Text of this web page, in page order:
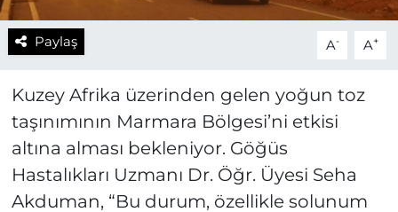
Paylaş A- A+
Kuzey Afrika üzerinden gelen yoğun toz
taşınımının Marmara Bölgesi’ni etkisi
altına alması bekleniyor. Göğüs
Hastalıkları Uzmanı Dr. Öğr. Üyesi Seha
Akduman, “Bu durum, özellikle solunum